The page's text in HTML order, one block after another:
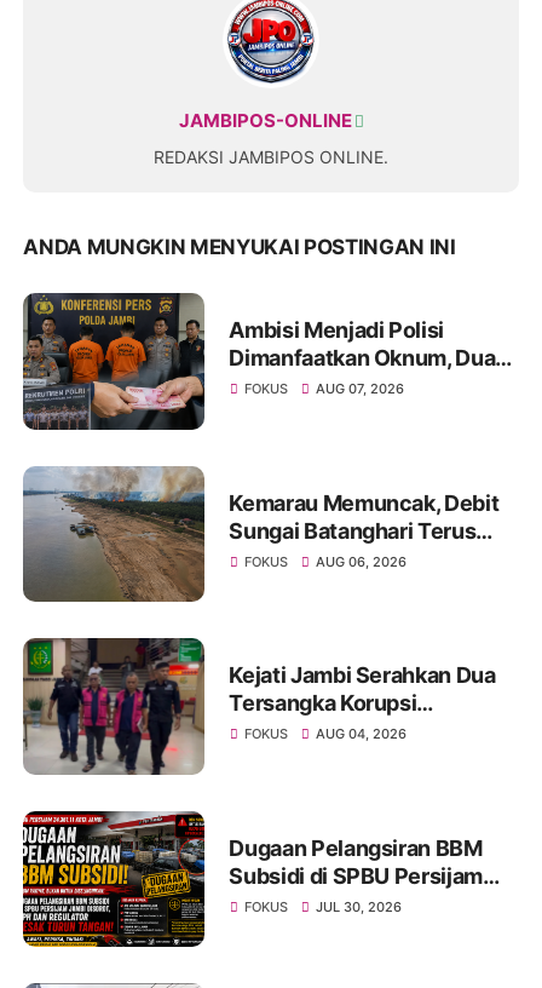
JAMBIPOS-ONLINE
REDAKSI JAMBIPOS ONLINE.
ANDA MUNGKIN MENYUKAI POSTINGAN INI
Ambisi Menjadi Polisi
Dimanfaatkan Oknum, Dua
Anggota Polda Jambi Diduga
FOKUS AUG 07, 2026
Kemarau Memuncak, Debit
Sungai Batanghari Terus
Menyusut, Jambi Hadapi
FOKUS AUG 06, 2026
Kejati Jambi Serahkan Dua
Tersangka Korupsi
Pengadaan Tanah Akses
FOKUS AUG 04, 2026
Dugaan Pelangsiran BBM
Subsidi di SPBU Persijam
Jambi Disorot, APH dan
FOKUS JUL 30, 2026